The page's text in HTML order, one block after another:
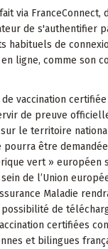
via FranceConnect,
de s'authentifier
habituels de
ligne, comme son
vaccination
de preuve
le territoire
être
vert » européen
de l’Union
Maladie
de
certifiées
et bilingues